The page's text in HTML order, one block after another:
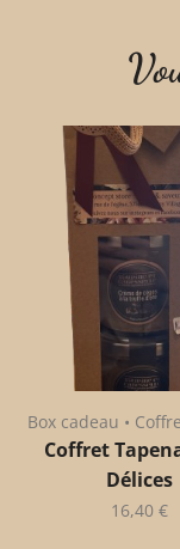
Box cadeau •
Coffret
Délices
16,40 €